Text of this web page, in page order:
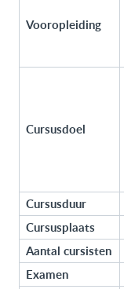
Vooropleiding
Cursusdoel
Cursusduur
Cursusplaats
Aantal cursisten
Examen